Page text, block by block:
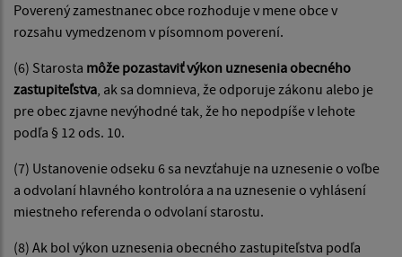
Poverený zamestnanec obce rozhoduje v mene obce v
rozsahu vymedzenom v písomnom poverení.
(6) Starosta môže pozastaviť výkon uznesenia obecného
zastupiteľstva, ak sa domnieva, že odporuje zákonu alebo je
pre obec zjavne nevýhodné tak, že ho nepodpíše v lehote
podľa § 12 ods. 10.
(7) Ustanovenie odseku 6 sa nevzťahuje na uznesenie o voľbe
a odvolaní hlavného kontrolóra a na uznesenie o vyhlásení
miestneho referenda o odvolaní starostu.
(8) Ak bol výkon uznesenia obecného zastupiteľstva podľa